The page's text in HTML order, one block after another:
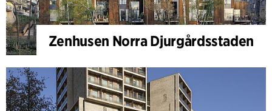
Zenhusen Norra Djurgårdsstaden